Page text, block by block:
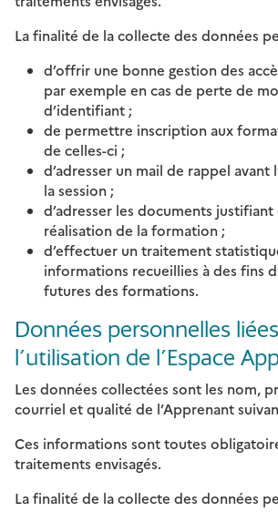
La finalité de la collecte des données
d’offrir une bonne gestion des
par exemple en cas de perte de
d’identifiant ;
de permettre inscription aux
de celles-ci ;
d’adresser un mail de rappel avant
la session ;
d’adresser les documents justifiant
réalisation de la formation ;
d’effectuer un traitement
informations recueillies à des fins
futures des formations.
Données personnelles
l’utilisation de l’Espace
Les données collectées sont les nom,
courriel et qualité de l’Apprenant
Ces informations sont toutes
traitements envisagés.
La finalité de la collecte des données